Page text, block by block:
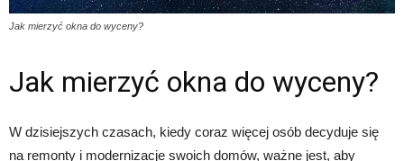
Jak mierzyć okna do wyceny?
Jak mierzyć okna do wyceny?
W dzisiejszych czasach, kiedy coraz więcej osób decyduje się
na remonty i modernizacje swoich domów, ważne jest, aby